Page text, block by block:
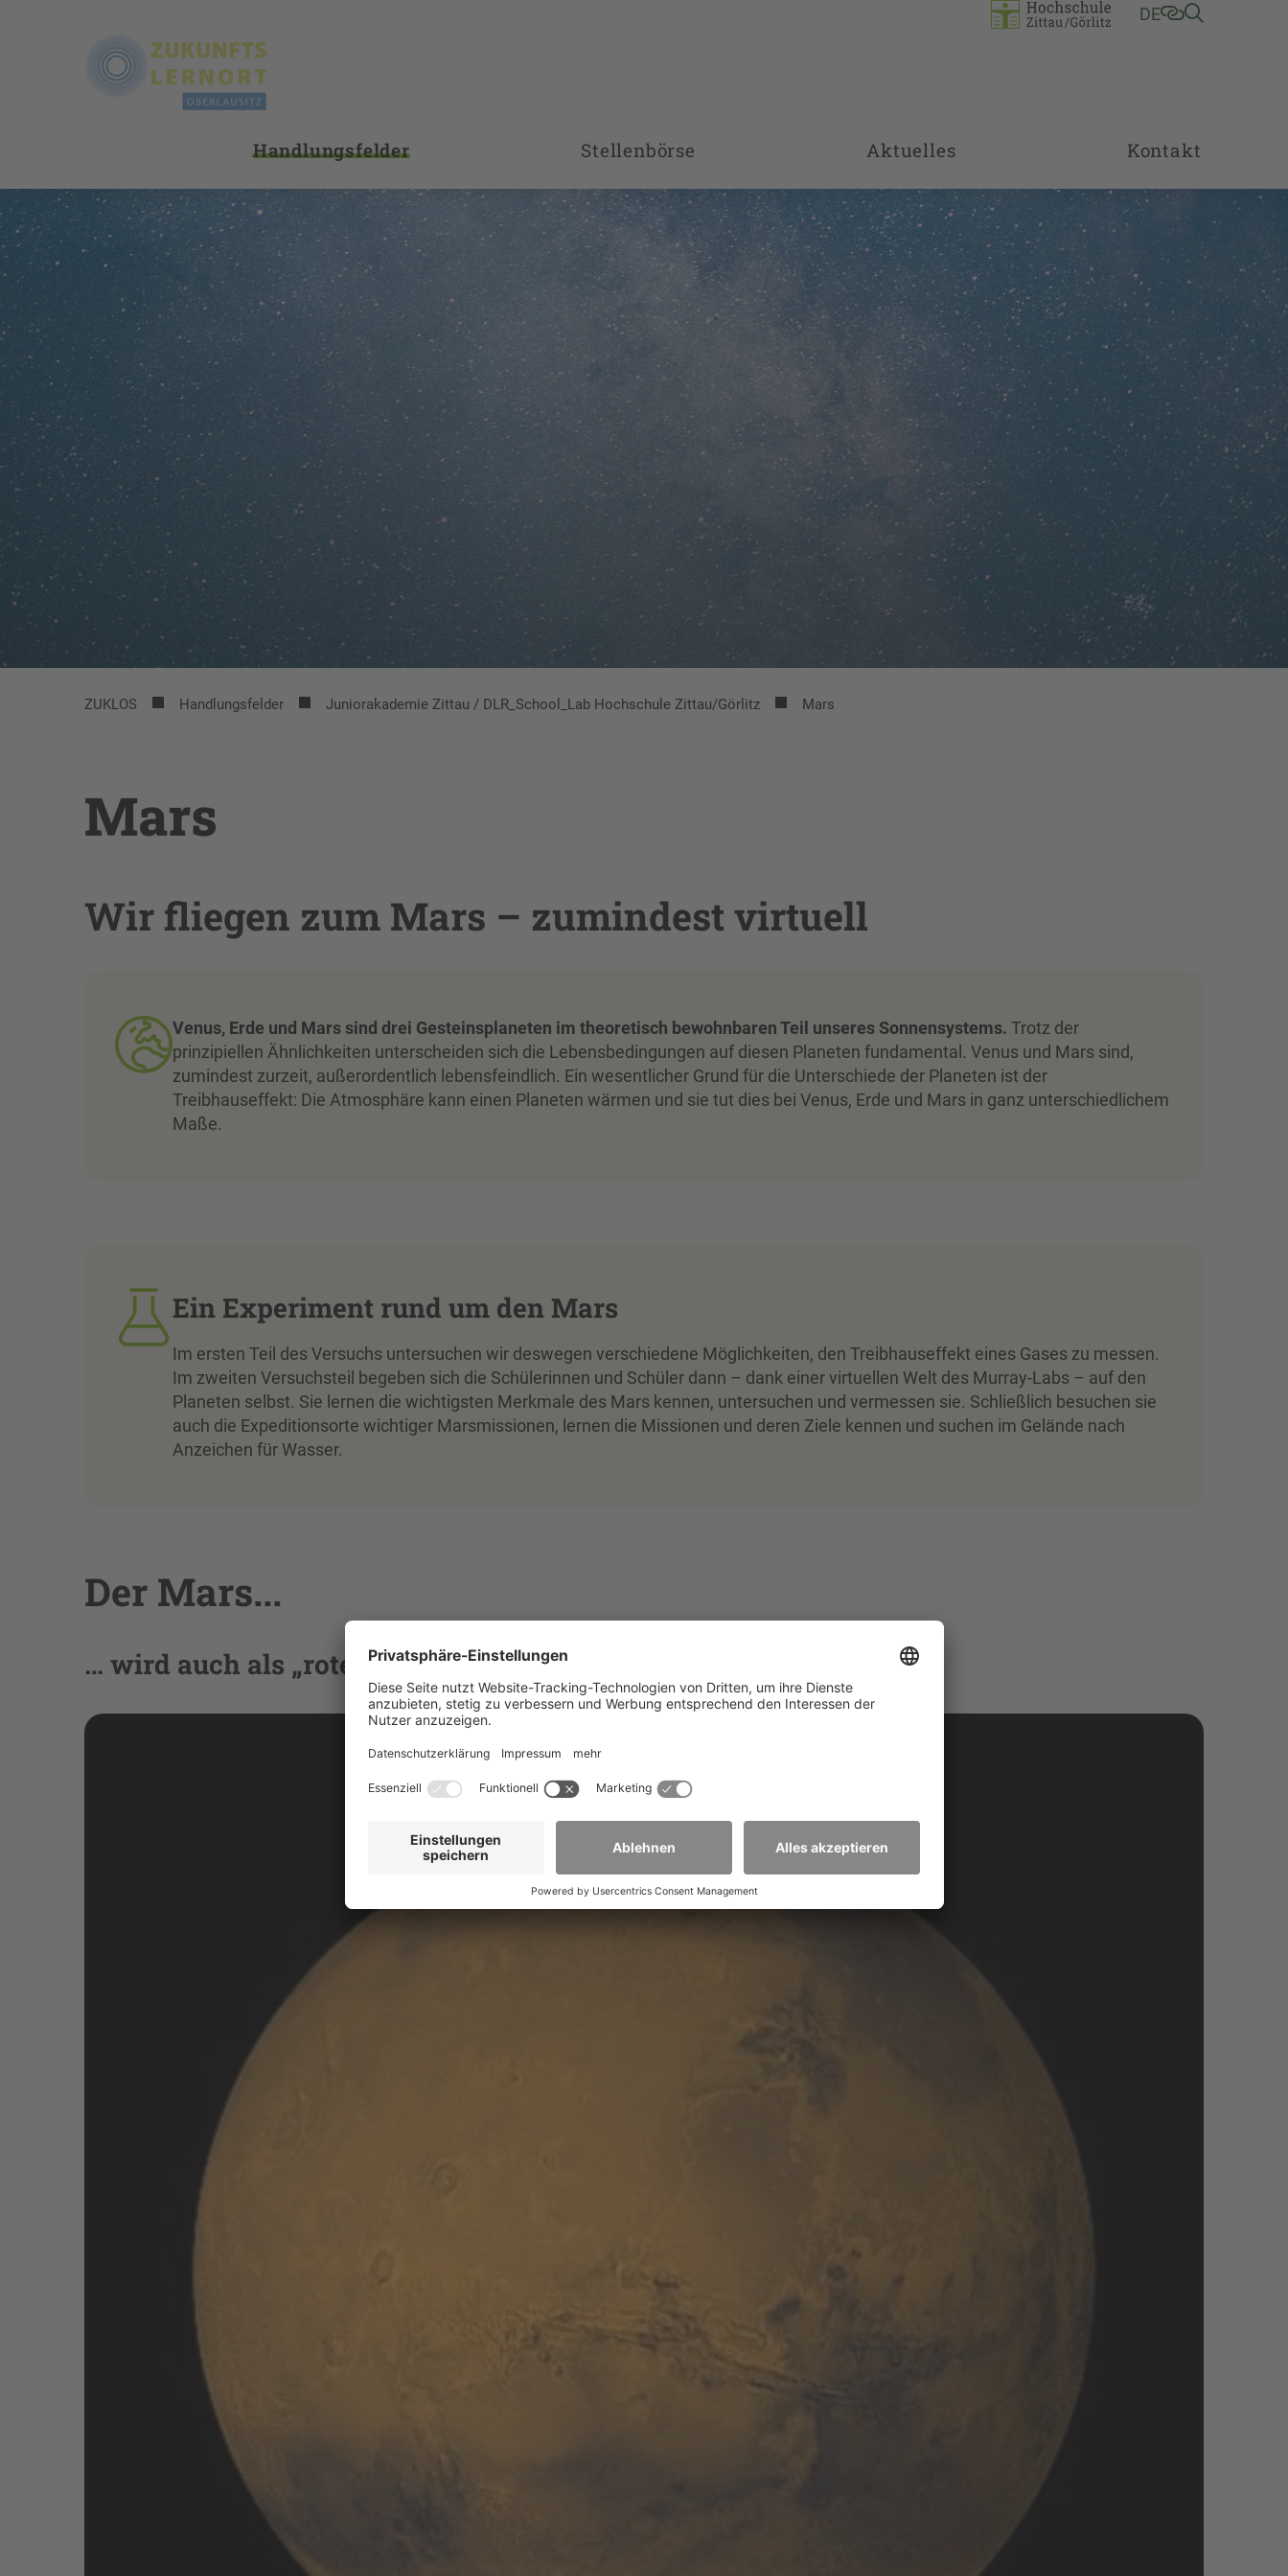
DE
Handlungsfelder Stellenbörse Aktuelles Kontakt
ZUKLOS Handlungsfelder Juniorakademie Zittau / DLR_School_Lab Hochschule Zittau/Görlitz Mars
Mars
Wir fliegen zum Mars – zumindest virtuell
Venus, Erde und Mars sind drei Gesteinsplaneten im theoretisch bewohnbaren Teil unseres Sonnensystems. Trotz der
prinzipiellen Ähnlichkeiten unterscheiden sich die Lebensbedingungen auf diesen Planeten fundamental. Venus und Mars sind,
zumindest zurzeit, außerordentlich lebensfeindlich. Ein wesentlicher Grund für die Unterschiede der Planeten ist der
Treibhauseffekt: Die Atmosphäre kann einen Planeten wärmen und sie tut dies bei Venus, Erde und Mars in ganz unterschiedlichem
Maße.
Ein Experiment rund um den Mars
Im ersten Teil des Versuchs untersuchen wir deswegen verschiedene Möglichkeiten, den Treibhauseffekt eines Gases zu messen.
Im zweiten Versuchsteil begeben sich die Schülerinnen und Schüler dann – dank einer virtuellen Welt des Murray-Labs – auf den
Planeten selbst. Sie lernen die wichtigsten Merkmale des Mars kennen, untersuchen und vermessen sie. Schließlich besuchen sie
auch die Expeditionsorte wichtiger Marsmissionen, lernen die Missionen und deren Ziele kennen und suchen im Gelände nach
Anzeichen für Wasser.
Der Mars...
… wird auch als „roter Planet“ bezeichnet. Credit: NASA